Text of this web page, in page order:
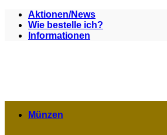
Zum
Inhalt
springen
Aktionen/News
Wie bestelle ich?
Informationen
Münzen